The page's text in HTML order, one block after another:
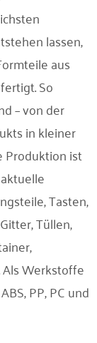
lassen,
aus
So
– von der
in kleiner
Produktion ist
Tasten,
Tüllen,
Werkstoffe
PP, PC und